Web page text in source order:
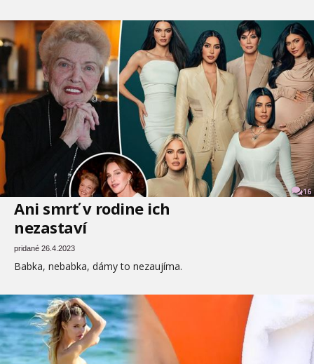
16
Ani smrť v rodine ich
nezastaví
pridané 26.4.2023
Babka, nebabka, dámy to nezaujíma.